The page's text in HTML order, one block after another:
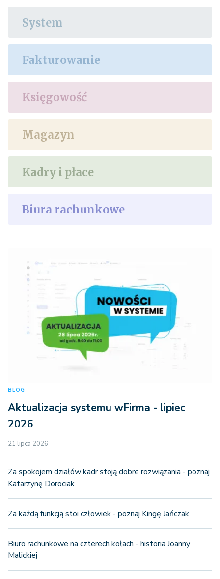
System
Fakturowanie
Księgowość
Magazyn
Kadry i płace
Biura rachunkowe
BLOG
Aktualizacja systemu wFirma - lipiec
2026
21 lipca 2026
Za spokojem działów kadr stoją dobre rozwiązania - poznaj
Katarzynę Dorociak
Za każdą funkcją stoi człowiek - poznaj Kingę Jańczak
Biuro rachunkowe na czterech kołach - historia Joanny
Malickiej